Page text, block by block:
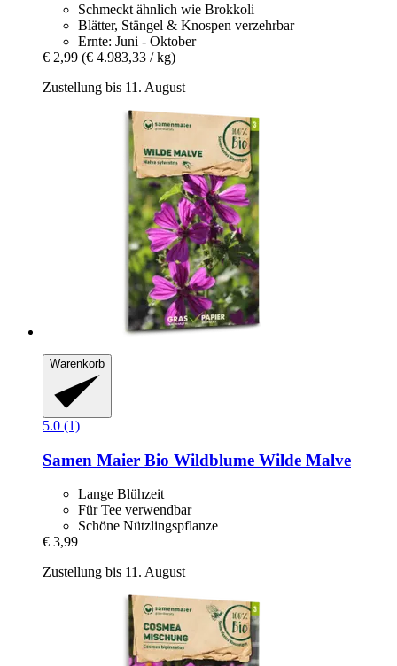
Schmeckt ähnlich wie Brokkoli
Blätter, Stängel & Knospen verzehrbar
Ernte: Juni - Oktober
€ 2,99 (€ 4.983,33 / kg)
Zustellung bis 11. August
Warenkorb
5.0 (1)
Samen Maier Bio Wildblume Wilde Malve
Lange Blühzeit
Für Tee verwendbar
Schöne Nützlingspflanze
€ 3,99
Zustellung bis 11. August